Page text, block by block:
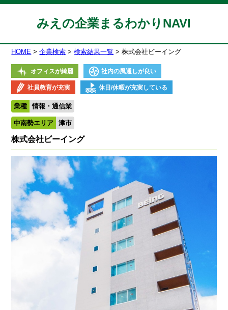
みえの企業まるわかりNAVI
HOME 企業検索 検索結果一覧 株式会社ビーイング
オフィスが綺麗 社内の風通しが良い
社員教育が充実 休日/休暇が充実している
業種 情報・通信業
中南勢エリア 津市
株式会社ビーイング